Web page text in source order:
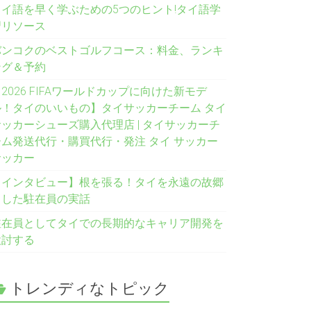
語を早く学ぶための5つのヒント!タイ語学
ソース
コクのベストゴルフコース：料金、ランキ
＆予約
FIFAワールドカップに向けた新モデ
タイのいいもの】タイサッカーチーム タイ
カーシューズ購入代理店 | タイサッカーチ
発送代行・購買代行・発注 タイ サッカー
カー
ンタビュー】根を張る！タイを永遠の故郷
た駐在員の実話
員としてタイでの長期的なキャリア開発を
する
トレンディなトピック